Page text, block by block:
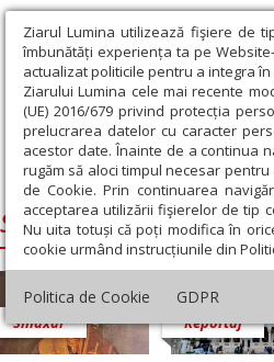
Ziarul Lumina utilizează fişiere de
îmbunătăți experiența ta pe
actualizat politicile pentru a integra
Ziarului Lumina cele mai recente
(UE) 2016/679 privind protecția
prelucrarea datelor cu caracter
acestor date. Înainte de a continua
rugăm să aloci timpul necesar
de Cookie. Prin continuarea
acceptarea utilizării fişierelor de tip
Nu uita totuși că poți modifica în
cookie urmând instrucțiunile din
Politica de Cookie GDPR
Ziarul Lumina › Sfantul Nicolae
Sfantul Nicolae
Sinaxar Reportaj